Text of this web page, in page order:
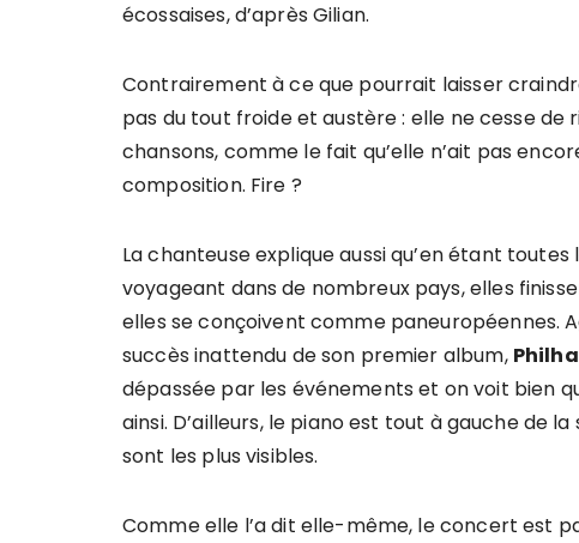
écossaises, d’après Gilian.
Contrairement à ce que pourrait laisser
pas du tout froide et austère : elle ne cesse
chansons, comme le fait qu’elle n’ait pas
composition. Fire ?
La chanteuse explique aussi qu’en étant
voyageant dans de nombreux pays, elles
elles se conçoivent comme paneuropéennes.
succès inattendu de son premier album,
dépassée par les événements et on voit bien
ainsi. D’ailleurs, le piano est tout à gauche de
sont les plus visibles.
Comme elle l’a dit elle-même, le concert est